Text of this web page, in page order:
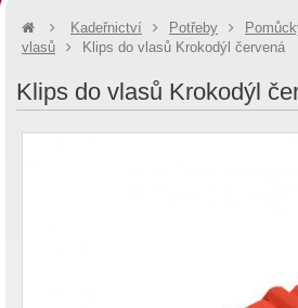
Kadeřnictví Potřeby
vlasů
Klips do vlasů Krokodýl červená
Klips do vlasů Krokodýl